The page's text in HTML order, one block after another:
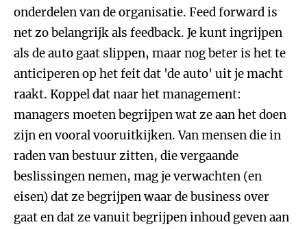
onderdelen van de organisatie. Feed forward is
net zo belangrijk als feedback. Je kunt ingrijpen
als de auto gaat slippen, maar nog beter is het te
anticiperen op het feit dat 'de auto' uit je macht
raakt. Koppel dat naar het management:
managers moeten begrijpen wat ze aan het doen
zijn en vooral vooruitkijken. Van mensen die in
raden van bestuur zitten, die vergaande
beslissingen nemen, mag je verwachten (en
eisen) dat ze begrijpen waar de business over
gaat en dat ze vanuit begrijpen inhoud geven aan